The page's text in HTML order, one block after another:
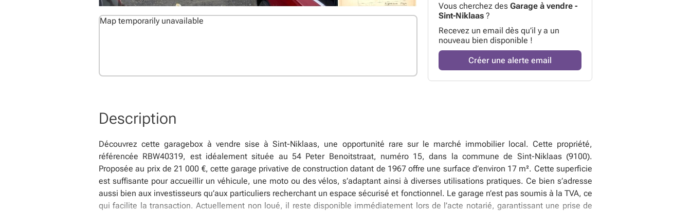
Map temporarily unavailable
Vous cherchez des Garage à vendre -
Sint-Niklaas ?
Recevez un email dès qu’il y a un
nouveau bien disponible !
Créer une alerte email
Description
Découvrez cette garagebox à vendre sise à Sint-Niklaas, une opportunité rare sur le marché immobilier local. Cette propriété,
référencée RBW40319, est idéalement située au 54 Peter Benoitstraat, numéro 15, dans la commune de Sint-Niklaas (9100).
Proposée au prix de 21 000 €, cette garage privative de construction datant de 1967 offre une surface d’environ 17 m². Cette superficie
est suffisante pour accueillir un véhicule, une moto ou des vélos, s’adaptant ainsi à diverses utilisations pratiques. Ce bien s’adresse
aussi bien aux investisseurs qu’aux particuliers recherchant un espace sécurisé et fonctionnel. Le garage n’est pas soumis à la TVA, ce
qui facilite la transaction. Actuellement non loué, il reste disponible immédiatement lors de l’acte notarié, garantissant une prise de